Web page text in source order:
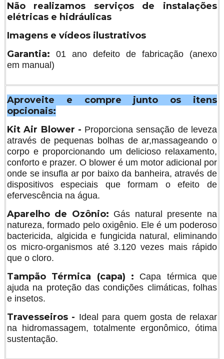
Não realizamos serviços de instalações
elétricas e hidráulicas
Imagens e vídeos ilustrativos
Garantia: 01 ano defeito de fabricação (anexo
em manual)
Aproveite e compre junto os itens
opcionais:
Kit Air Blower - Proporciona sensação de leveza
através de pequenas bolhas de ar,massageando o
corpo e proporcionando um delicioso relaxamento,
conforto e prazer. O blower é um motor adicional por
onde se insufla ar por baixo da banheira, através de
dispositivos especiais que formam o efeito de
efervescência na água.
Aparelho de Ozônio: Gás natural presente na
natureza, formado pelo oxigênio. Ele é um poderoso
bactericida, algicida e fungicida natural, eliminando
os micro-organismos até 3.120 vezes mais rápido
que o cloro.
Tampão Térmica (capa) : Capa térmica que
ajuda na proteção das condições climáticas, folhas
e insetos.
Travesseiros - Ideal para quem gosta de relaxar
na hidromassagem, totalmente ergonômico, ótima
sustentação.